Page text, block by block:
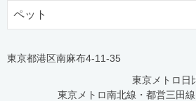
ペット
東京都港区南麻布4-11-35
東京メトロ日
東京メトロ南北線・都営三田